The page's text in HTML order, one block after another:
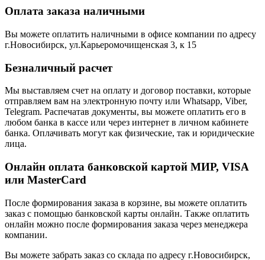
Оплата заказа наличными
Вы можете оплатить наличными в офисе компании по адресу
г.Новосибирск, ул.Карьеромочищенская 3, к 15
Безналичный расчет
Мы выставляем счет на оплату и договор поставки, которые
отправляем вам на электронную почту или Whatsapp, Viber,
Telegram. Распечатав документы, вы можете оплатить его в
любом банка в кассе или через интернет в личном кабинете
банка. Оплачивать могут как физические, так и юридические
лица.
Онлайн оплата банковской картой МИР, VISA
или MasterCard
После формирования заказа в корзине, вы можете оплатить
заказ с помощью банковской карты онлайн. Также оплатить
онлайн можно после формирования заказа через менеджера
компании.
Вы можете забрать заказ со склада по адресу г.Новосибирск,